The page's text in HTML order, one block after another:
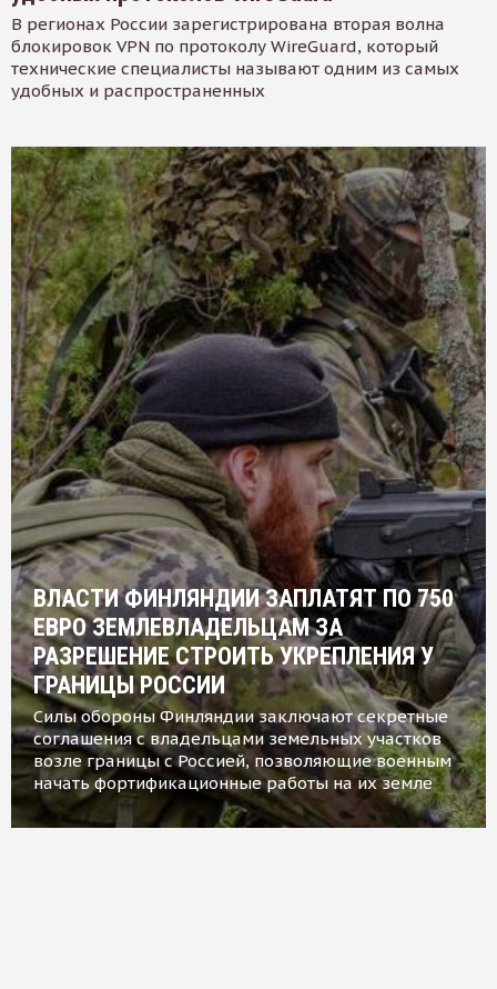
В регионах России зарегистрирована вторая волна
блокировок VPN по протоколу WireGuard, который
технические специалисты называют одним из самых
удобных и распространенных
ВЛАСТИ ФИНЛЯНДИИ ЗАПЛАТЯТ ПО 750
ЕВРО ЗЕМЛЕВЛАДЕЛЬЦАМ ЗА
РАЗРЕШЕНИЕ СТРОИТЬ УКРЕПЛЕНИЯ У
ГРАНИЦЫ РОССИИ
Силы обороны Финляндии заключают секретные
соглашения с владельцами земельных участков
возле границы с Россией, позволяющие военным
начать фортификационные работы на их земле